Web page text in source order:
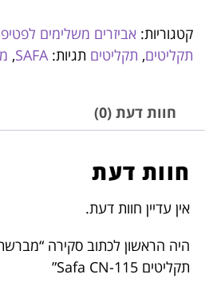
קטגוריות: אביזרים משלימים
תקליטים, תקליטים תגיות:SAFA
,
חוות דעת (0)
חוות דעת
אין עדיין חוות דעת.
היה הראשון לכתוב סקירה
תקליטים Safa CN-115”